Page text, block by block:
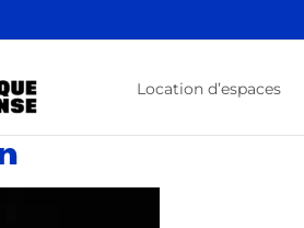
Location d’espaces